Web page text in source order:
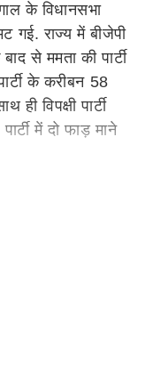
के विधानसभा
गई. राज्य में बीजेपी
से ममता की पार्टी
के करीबन 58
विपक्षी पार्टी
में दो फाड़ माने